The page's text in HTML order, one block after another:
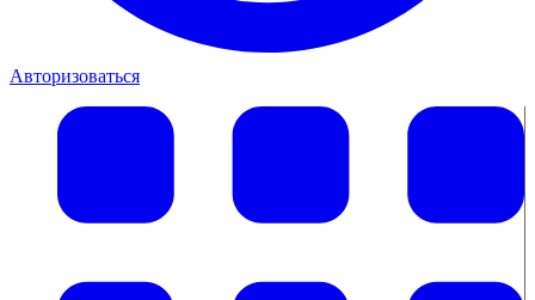
Авторизоваться